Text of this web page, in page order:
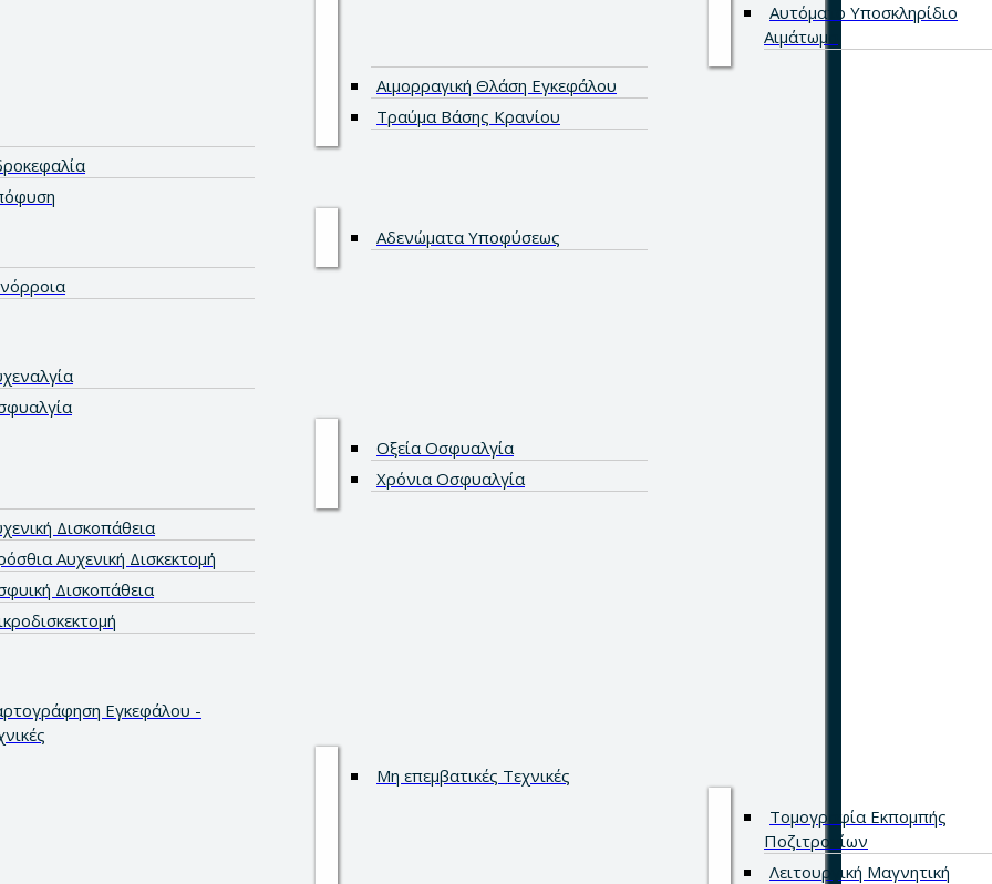
Αυτόματο Υποσκληρίδιο
Αιμάτωμα
Αιμορραγική Θλάση Εγκεφάλου
Τραύμα Βάσης Κρανίου
Αδενώματα Υποφύσεως
Οξεία Οσφυαλγία
Χρόνια Οσφυαλγία
Δισκοπάθεια
Αυχενική Δισκεκτομή
Δισκοπάθεια
Εγκεφάλου -
Μη επεμβατικές Τεχνικές
Τομογραφία Εκπομπής
Ποζιτρονίων
Λειτουργική Μαγνητική